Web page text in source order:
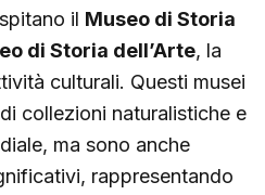
il Museo di Storia
di Storia dell’Arte, la
culturali. Questi musei
collezioni naturalistiche e
ma sono anche
rappresentando